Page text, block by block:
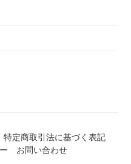
特定商取引法に基づく表記
お問い合わせ